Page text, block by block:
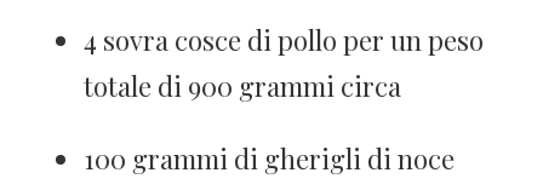
4 sovra cosce di pollo per un peso
totale di 900 grammi circa
100 grammi di gherigli di noce